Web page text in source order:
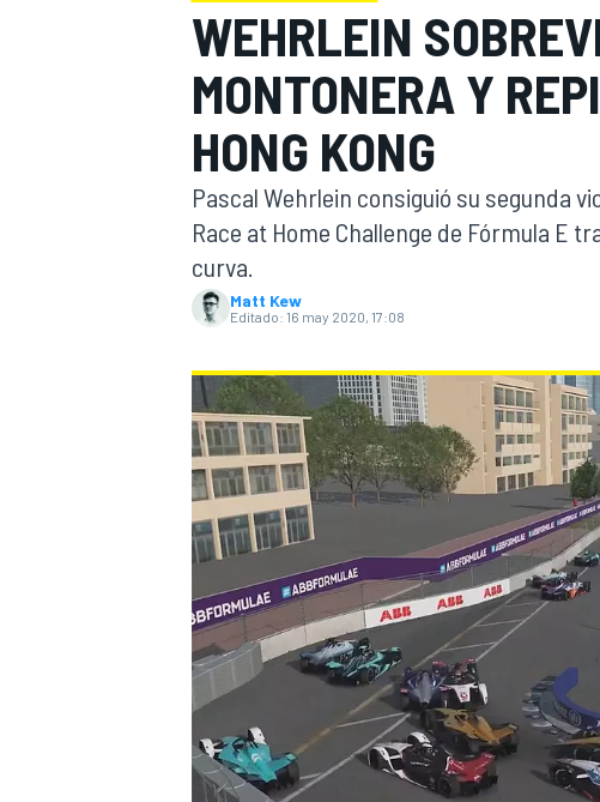
WEC FÓRMULA E
WEHRLEIN
MONTONERA Y
HONG KONG
Pascal Wehrlein consiguió su segunda
Race at Home Challenge de Fórmula E
curva.
Matt Kew
Editado: 16 may 2020, 17:08